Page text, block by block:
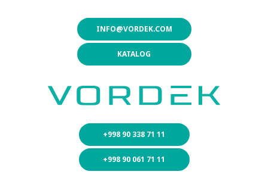
INFO@VORDEK.COM
KATALOG
+998 90 338 71 11
+998 90 061 71 11